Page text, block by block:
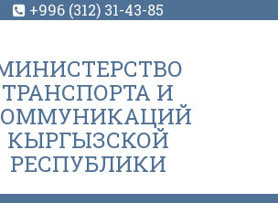
+996 (312) 31-43-85
ТРАНСПОРТА И
КЫРГЫЗСКОЙ
РЕСПУБЛИКИ